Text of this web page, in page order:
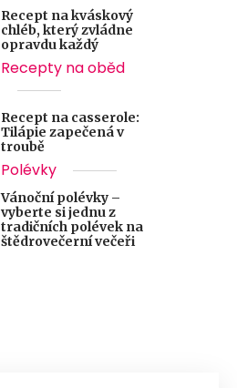
Recept na kváskový
chléb, který zvládne
opravdu každý
Recepty na oběd
Recept na casserole:
Tilápie zapečená v
troubě
Polévky
Vánoční polévky –
vyberte si jednu z
tradičních polévek na
štědrovečerní večeři